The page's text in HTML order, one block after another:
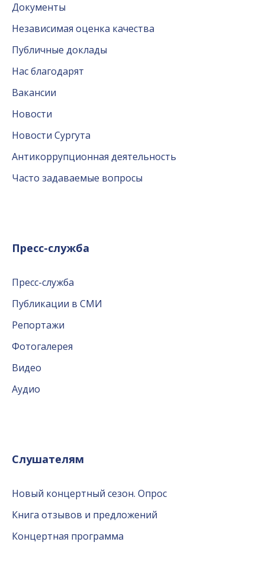
Документы
Независимая оценка качества
Публичные доклады
Нас благодарят
Вакансии
Новости
Новости Сургута
Антикоррупционная деятельность
Часто задаваемые вопросы
Пресс-служба
Пресс-служба
Публикации в СМИ
Репортажи
Фотогалерея
Видео
Аудио
Слушателям
Новый концертный сезон. Опрос
Книга отзывов и предложений
Концертная программа